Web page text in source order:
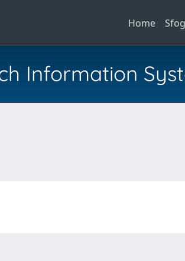
Home
Information